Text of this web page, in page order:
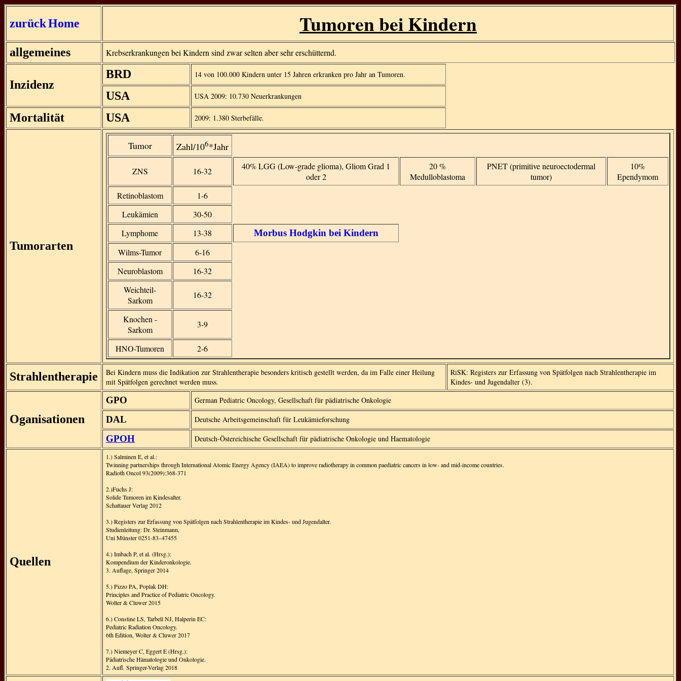
zurückHome Tumoren bei Kindern
allgemeines Krebserkrankungen bei Kindern sind zwar selten aber sehr erschütternd.
Inzidenz
BRD 14 von 100.000 Kindern unter 15 Jahren erkranken pro Jahr an Tumoren.
USA USA 2009: 10.730 Neuerkrankungen
Mortalität USA 2009: 1.380 Sterbefälle.
Tumorarten
Tumor Zahl/106*Jahr
ZNS 16-32
40% LGG (Low-grade glioma), Gliom Grad 1
oder 2
20 %
Medulloblastoma
PNET (primitive neuroectodermal
tumor)
10%
Ependymom
Retinoblastom
1-6
Leukämien
30-50
Lymphome
13-38
Morbus Hodgkin bei Kindern
Wilms-Tumor
6-16
Neuroblastom
16-32
Weichteil-
Sarkom
16-32
Knochen -
Sarkom
3-9
HNO-Tumoren 2-6
Strahlentherapie
Bei Kindern muss die Indikation zur Strahlentherapie besonders kritisch gestellt werden, da im Falle einer Heilung
mit Spätfolgen gerechnet werden muss.
RiSK: Registers zur Erfassung von Spätfolgen nach Strahlentherapie im
Kindes- und Jugendalter (3).
Oganisationen
GPO German Pediatric Oncology, Gesellschaft für pädiatrische Onkologie
DAL Deutsche Arbeitsgemeinschaft für Leukämieforschung
GPOH Deutsch-Östereichische Gesellschaft für pädiatrische Onkologie und Haematologie
Quellen
1.) Salminen E, et al.:
Twinning partnerships through International Atomic Energy Agency (IAEA) to improve radiotherapy in common paediatric cancers in low- and mid-income countries.
Radioth Oncol 93(2009):368-371
2.)Fuchs J:
Solide Tumoren im Kindesalter.
Schattauer Verlag 2012
3.) Registers zur Erfassung von Spätfolgen nach Strahlentherapie im Kindes- und Jugendalter.
Studienleitung: Dr. Steinmann,
Uni Münster 0251-83–47455
4.) Imbach P, et al. (Hrsg.):
Kompendium der Kinderonkologie.
3. Auflage, Springer 2014
5.) Pizzo PA, Poplak DH:
Principles and Practice of Pediatric Oncology.
Wolter & Cluwer 2015
6.) Constine LS, Tarbell NJ, Halperin EC:
Pediatric Radiation Oncology.
6th Edition, Wolter & Cluwer 2017
7.) Niemeyer C, Eggert E (Hrsg.):
Pädiatrische Hämatologie und Onkologie.
2. Aufl. Springer-Verlag 2018